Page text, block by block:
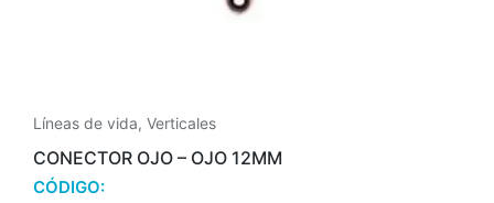
Líneas de vida, Verticales
CONECTOR OJO – OJO 12MM
CÓDIGO: